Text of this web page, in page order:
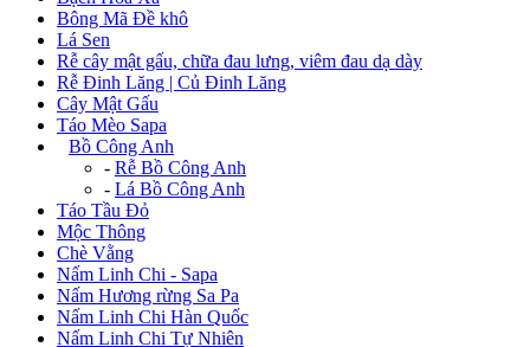
Bông Mã Đề khô
Lá Sen
Rễ cây mật gấu, chữa đau lưng, viêm đau dạ dày
Rễ Đinh Lăng | Củ Đinh Lăng
Cây Mật Gấu
Táo Mèo Sapa
Bồ Công Anh
- Rễ Bồ Công Anh
- Lá Bồ Công Anh
Táo Tầu Đỏ
Mộc Thông
Chè Vằng
Nấm Linh Chi - Sapa
Nấm Hương rừng Sa Pa
Nấm Linh Chi Hàn Quốc
Nấm Linh Chi Tự Nhiên